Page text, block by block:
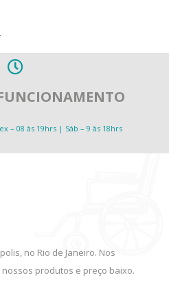
– 08 às 19hrs | Sáb – 9 às 18hrs
no Rio de Janeiro. Nos
produtos e preço baixo.